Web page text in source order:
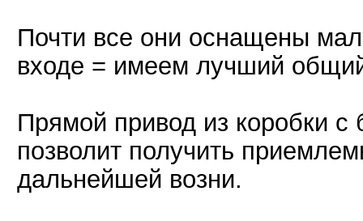
Почти все они оснащены
входе = имеем лучший
Прямой привод из коробки с
позволит получить
дальнейшей возни.